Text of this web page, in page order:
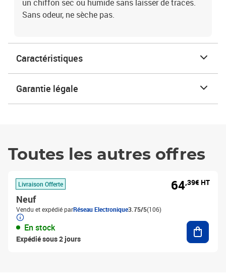
un chiffon sec ou humide sans laisser de traces.
Sans odeur, ne sèche pas.
Caractéristiques
Garantie légale
Toutes les autres offres
Livraison Offerte
Neuf
Vendu et expédié parRéseau Electronique3.75/5(106)
En stock
Expédié sous 2 jours
64,39€ HT